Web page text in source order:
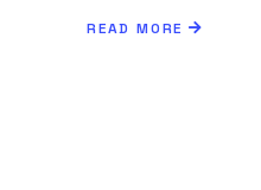
READ MORE